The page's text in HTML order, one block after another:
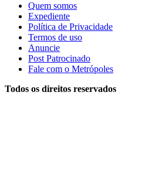
Quem somos
Expediente
Política de Privacidade
Termos de uso
Anuncie
Post Patrocinado
Fale com o Metrópoles
Todos os direitos reservados